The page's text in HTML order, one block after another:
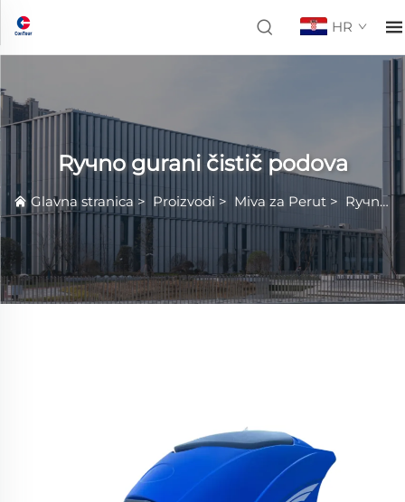
HR
Rучno gurani čistič podova
Glavna stranica > Proizvodi > Miva za Perut > Rучno gurani čistič podova